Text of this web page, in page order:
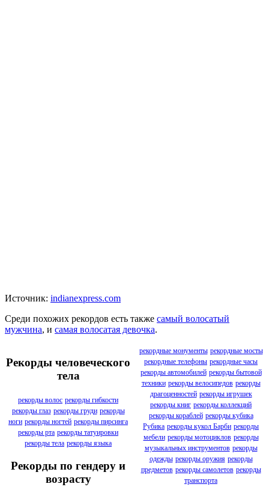
Источник: indianexpress.com
Среди похожих рекордов есть также самый волосатый
мужчина, и самая волосатая девочка.
Рекорды человеческого
тела
рекорды волос рекорды гибкости
рекорды глаз рекорды груди рекорды
ноги рекорды ногтей рекорды пирсинга
рекорды рта рекорды татуировки
рекорды тела рекорды языка
Рекорды по гендеру и
возрасту
рекордные монументы рекордные мосты
рекордные телефоны рекордные часы
рекорды автомобилей рекорды бытовой
техники рекорды велосипедов рекорды
драгоценностей рекорды игрушек
рекорды книг рекорды коллекций
рекорды кораблей рекорды кубика
Рубика рекорды кукол Барби рекорды
мебели рекорды мотоциклов рекорды
музыкальных инструментов рекорды
одежды рекорды оружия рекорды
предметов рекорды самолетов рекорды
транспорта